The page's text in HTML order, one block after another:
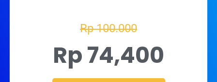
Rp 100.000
Rp 74,400